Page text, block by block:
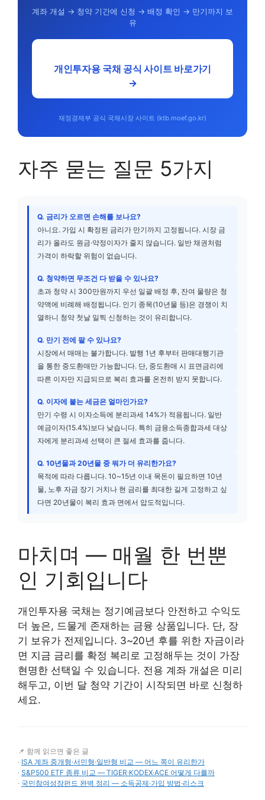
계좌 개설 → 청약 기간에 신청 → 배정 확인 → 만기까지 보
유
개인투자용 국채 공식 사이트 바로가기
→
재정경제부 공식 국채시장 사이트 (ktb.moef.go.kr)
자주 묻는 질문 5가지
Q. 금리가 오르면 손해를 보나요?
아니요. 가입 시 확정된 금리가 만기까지 고정됩니다. 시장 금
리가 올라도 원금·약정이자가 줄지 않습니다. 일반 채권처럼
가격이 하락할 위험이 없습니다.
Q. 청약하면 무조건 다 받을 수 있나요?
초과 청약 시 300만원까지 우선 일괄 배정 후, 잔여 물량은 청
약액에 비례해 배정됩니다. 인기 종목(10년물 등)은 경쟁이 치
열하니 청약 첫날 일찍 신청하는 것이 유리합니다.
Q. 만기 전에 팔 수 있나요?
시장에서 매매는 불가합니다. 발행 1년 후부터 판매대행기관
을 통한 중도환매만 가능합니다. 단, 중도환매 시 표면금리에
따른 이자만 지급되므로 복리 효과를 온전히 받지 못합니다.
Q. 이자에 붙는 세금은 얼마인가요?
만기 수령 시 이자소득에 분리과세 14%가 적용됩니다. 일반
예금이자(15.4%)보다 낮습니다. 특히 금융소득종합과세 대상
자에게 분리과세 선택이 큰 절세 효과를 줍니다.
Q. 10년물과 20년물 중 뭐가 더 유리한가요?
목적에 따라 다릅니다. 10~15년 이내 목돈이 필요하면 10년
물, 노후 자금 장기 거치나 현 금리를 최대한 길게 고정하고 싶
다면 20년물이 복리 효과 면에서 압도적입니다.
마치며 — 매월 한 번뿐
인 기회입니다
개인투자용 국채는 정기예금보다 안전하고 수익도
더 높은, 드물게 존재하는 금융 상품입니다. 단, 장
기 보유가 전제입니다. 3~20년 후를 위한 자금이라
면 지금 금리를 확정 복리로 고정해두는 것이 가장
현명한 선택일 수 있습니다. 전용 계좌 개설은 미리
해두고, 이번 달 청약 기간이 시작되면 바로 신청하
세요.
📌 함께 읽으면 좋은 글
· ISA 계좌 중개형·서민형·일반형 비교 — 어느 쪽이 유리한가
· S&P500 ETF 종류 비교 — TIGER·KODEX·ACE 어떻게 다를까
· 국민참여성장펀드 완벽 정리 — 소득공제·가입 방법·리스크